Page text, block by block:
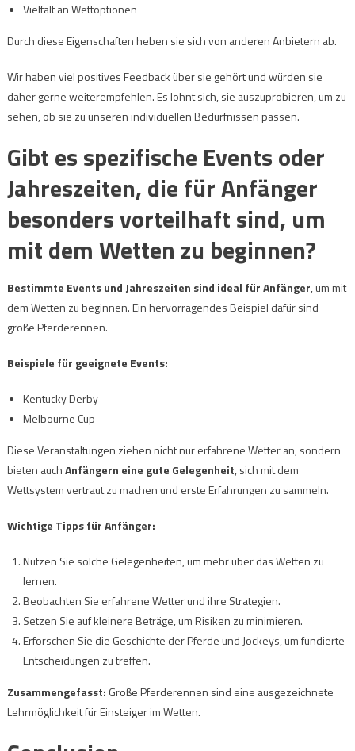
Vielfalt an Wettoptionen
Durch diese Eigenschaften heben sie sich von anderen Anbietern ab.
Wir haben viel positives Feedback über sie gehört und würden sie
daher gerne weiterempfehlen. Es lohnt sich, sie auszuprobieren, um zu
sehen, ob sie zu unseren individuellen Bedürfnissen passen.
Gibt es spezifische Events oder
Jahreszeiten, die für Anfänger
besonders vorteilhaft sind, um
mit dem Wetten zu beginnen?
Bestimmte Events und Jahreszeiten sind ideal für Anfänger, um mit
dem Wetten zu beginnen. Ein hervorragendes Beispiel dafür sind
große Pferderennen.
Beispiele für geeignete Events:
Kentucky Derby
Melbourne Cup
Diese Veranstaltungen ziehen nicht nur erfahrene Wetter an, sondern
bieten auchAnfängern eine gute Gelegenheit, sich mit dem
Wettsystem vertraut zu machen und erste Erfahrungen zu sammeln.
Wichtige Tipps für Anfänger:
Nutzen Sie solche Gelegenheiten, um mehr über das Wetten zu
lernen.
Beobachten Sie erfahrene Wetter und ihre Strategien.
Setzen Sie auf kleinere Beträge, um Risiken zu minimieren.
Erforschen Sie die Geschichte der Pferde und Jockeys, um fundierte
Entscheidungen zu treffen.
Zusammengefasst: Große Pferderennen sind eine ausgezeichnete
Lehrmöglichkeit für Einsteiger im Wetten.